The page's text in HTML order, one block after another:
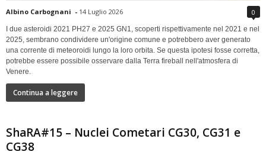
Albino Carbognani - 14 Luglio 2026 0
I due asteroidi 2021 PH27 e 2025 GN1, scoperti rispettivamente nel 2021 e nel
2025, sembrano condividere un'origine comune e potrebbero aver generato
una corrente di meteoroidi lungo la loro orbita. Se questa ipotesi fosse corretta,
potrebbe essere possibile osservare dalla Terra fireball nell'atmosfera di
Venere.
Continua a leggere
ShaRA#15 – Nuclei Cometari CG30, CG31 e
CG38